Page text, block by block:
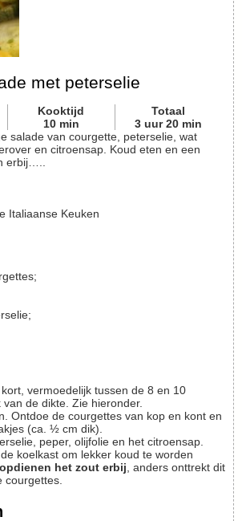
met peterselie
Kooktijd
10 min
Totaal
3 uur 20 min
en citroensap. Koud eten en een
erbij…..
Italiaanse Keuken
vermoedelijk tussen de 8 en 10
de dikte. Zie hieronder.
Ontdoe de courgettes van kop en kont en
(ca. ½ cm dik).
peper, olijfolie en het citroensap.
koelkast om lekker koud te worden
het zout erbij, anders onttrekt dit
courgettes.